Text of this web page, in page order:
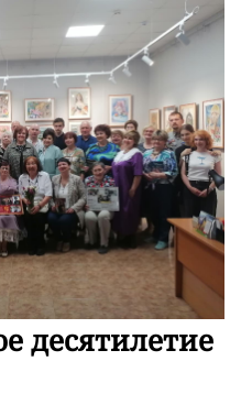
десятилетие